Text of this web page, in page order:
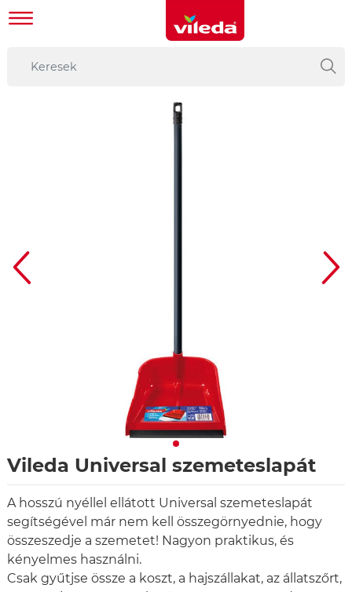
Vileda Universal szemeteslapát
A hosszú nyéllel ellátott Universal szemeteslapát
segítségével már nem kell összegörnyednie, hogy
összeszedje a szemetet! Nagyon praktikus, és
kényelmes használni.
Csak gyűtjse össze a koszt, a hajszállakat, az állatszőrt,